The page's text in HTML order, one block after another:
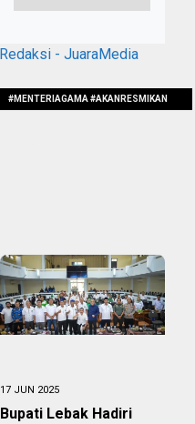
Redaksi - JuaraMedia
#MENTERIAGAMA #AKANRESMIKAN
17 JUN 2025
Bupati Lebak Hadiri